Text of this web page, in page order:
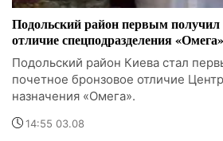
Подольский район первым получил
отличие спецподразделения «Омега»
Подольский район Киева стал
почетное бронзовое отличие
назначения «Омега».
14:55 03.08